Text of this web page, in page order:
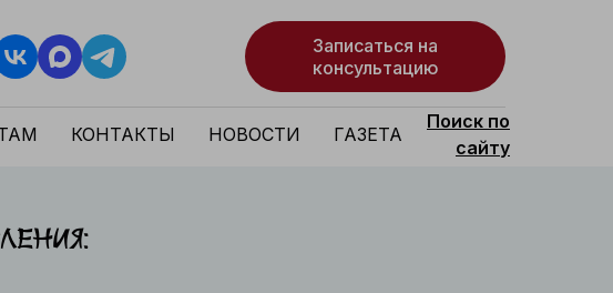
Записаться на
консультацию
КОНТАКТЫ НОВОСТИ ГАЗЕТА
Поиск по
сайту